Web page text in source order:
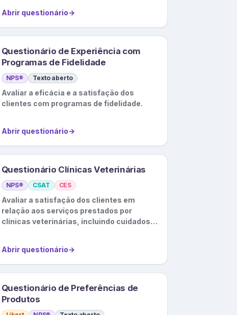
Abrir questionário→
Questionário de Experiência com
Programas de Fidelidade
NPS® Texto aberto
Avaliar a eficácia e a satisfação dos
clientes com programas de fidelidade.
Abrir questionário→
Questionário Clínicas Veterinárias
NPS® CSAT CES
Avaliar a satisfação dos clientes em
relação aos serviços prestados por
clínicas veterinárias, incluindo cuidados
Abrir questionário→
Questionário de Preferências de
Produtos